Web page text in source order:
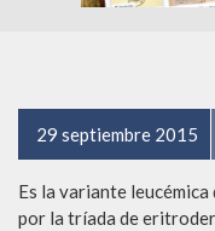
29 septiembre 2015
Es la variante
por la tríada de